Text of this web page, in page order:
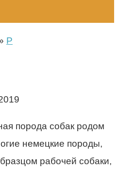
Р
порода собак родом
немецкие породы,
рабочей собаки,